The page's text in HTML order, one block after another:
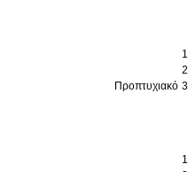
Προπτυχιακό